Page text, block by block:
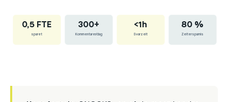
0,5 FTE
sparet
300+
Kommentarer/dag
<1h
Svarzeit
80 %
Zeitersparnis